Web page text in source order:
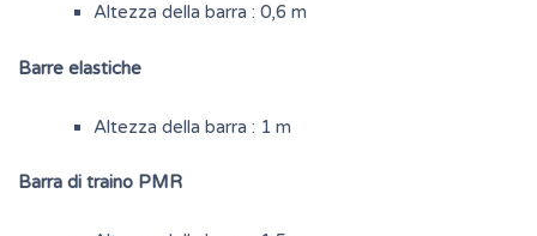
Altezza della barra : 0,6 m
Barre elastiche
Altezza della barra : 1 m
Barra di traino PMR